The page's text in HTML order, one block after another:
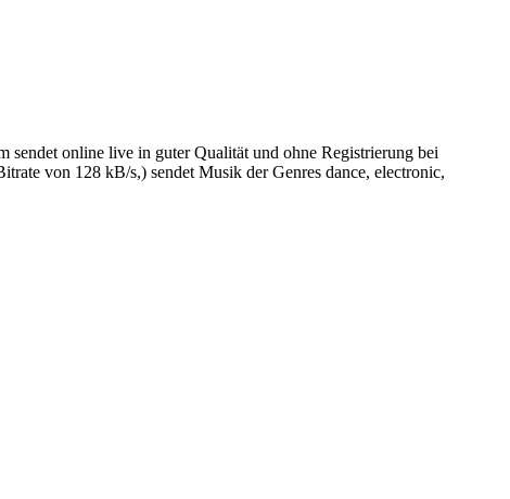
sendet online live in guter Qualität und ohne Registrierung bei
von 128 kB/s,) sendet Musik der Genres dance, electronic,